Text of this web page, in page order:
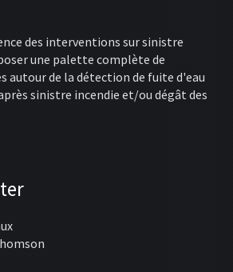
des interventions sur sinistre
une palette complète de
autour de la détection de fuite d'eau
sinistre incendie et/ou dégât des